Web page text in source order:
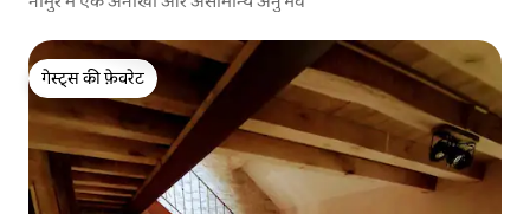
गेस्ट्स की फ़ेवरेट
गेस्ट्स की फ़ेवरेट